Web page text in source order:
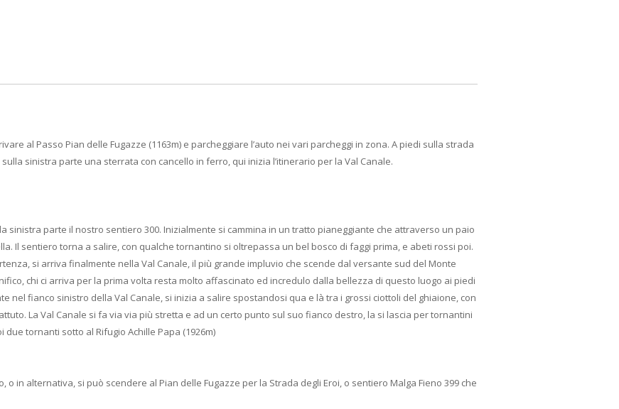
al Passo Pian delle Fugazze (1163m) e parcheggiare l’auto nei vari parcheggi in zona. A piedi sulla strada
sinistra parte una sterrata con cancello in ferro, qui inizia l’itinerario per la Val Canale.
sinistra parte il nostro sentiero 300. Inizialmente si cammina in un tratto pianeggiante che attraverso un paio
Il sentiero torna a salire, con qualche tornantino si oltrepassa un bel bosco di faggi prima, e abeti rossi poi.
si arriva finalmente nella Val Canale, il più grande impluvio che scende dal versante sud del Monte
chi ci arriva per la prima volta resta molto affascinato ed incredulo dalla bellezza di questo luogo ai piedi
nel fianco sinistro della Val Canale, si inizia a salire spostandosi qua e là tra i grossi ciottoli del ghiaione, con
La Val Canale si fa via via più stretta e ad un certo punto sul suo fianco destro, la si lascia per tornantini
tornanti sotto al Rifugio Achille Papa (1926m)
in alternativa, si può scendere al Pian delle Fugazze per la Strada degli Eroi, o sentiero Malga Fieno 399 che